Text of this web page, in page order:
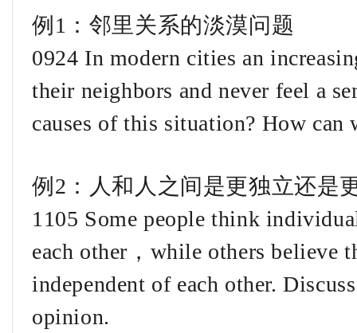
例1：邻里关系的淡漠问题
0924 In modern cities an
their neighbors and never feel a
causes of this situation? How can
例2：人和人之间是更独立还是
1105 Some people think
each other，while others believe
independent of each other.
opinion.